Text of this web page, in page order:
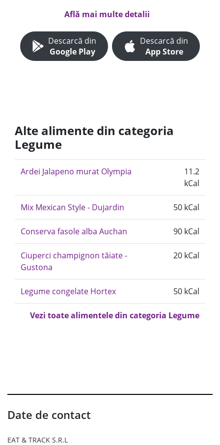
Află mai multe detalii
Descarcă din
Google Play
Descarcă din
App Store
Alte alimente din categoria
Legume
Ardei Jalapeno murat Olympia
11.2
kCal
Mix Mexican Style - Dujardin 50 kCal
Conserva fasole alba Auchan 90 kCal
Ciuperci champignon tăiate -
Gustona
20 kCal
Legume congelate Hortex 50 kCal
Vezi toate alimentele din categoria Legume
Date de contact
EAT & TRACK S.R.L